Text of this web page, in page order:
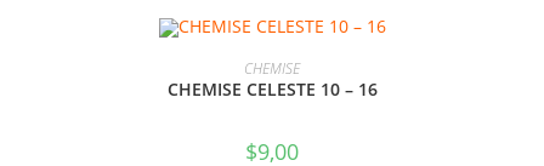
SELECCIONAR OPCIONES
CHEMISE
CHEMISE CELESTE 10 – 16
$9,00